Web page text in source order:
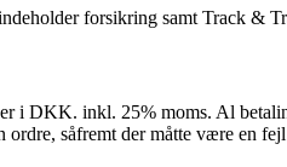
forsikring samt Track &
i DKK. inkl. 25% moms. Al
såfremt der måtte være en